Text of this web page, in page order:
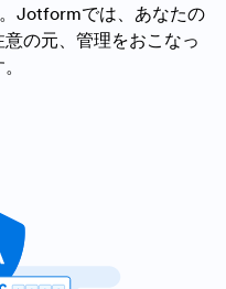
Jotformでは、あなたの
の元、管理をおこなっ